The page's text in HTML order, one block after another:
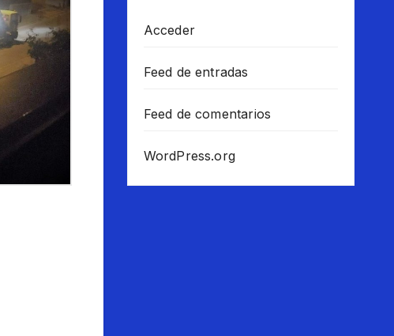
Acceder
Feed de entradas
Feed de comentarios
WordPress.org